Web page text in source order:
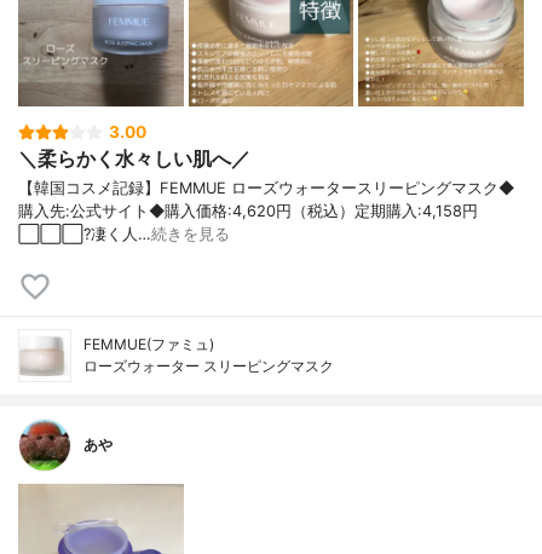
3.00
＼柔らかく水々しい肌へ／
【韓国コスメ記録】FEMMUE ローズウォータースリーピングマスク◆
購入先:公式サイト◆購入価格:4,620円（税込）定期購入:4,158円
⬜️⬜️⬜️?凄く人…続きを見る
FEMMUE(ファミュ)
ローズウォーター スリーピングマスク
あや